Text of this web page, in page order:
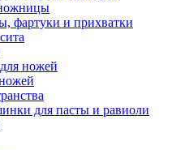
фартуки и прихватки
ножей
для пасты и равиоли